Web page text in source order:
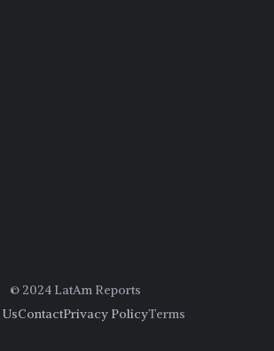
© 2024 LatAm Reports
ContactPrivacy PolicyTerms